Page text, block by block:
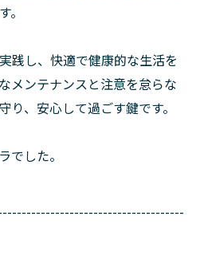
践し、快適で健康的な生活を
メンテナンスと注意を怠らな
り、安心して過ごす鍵です。
でした。